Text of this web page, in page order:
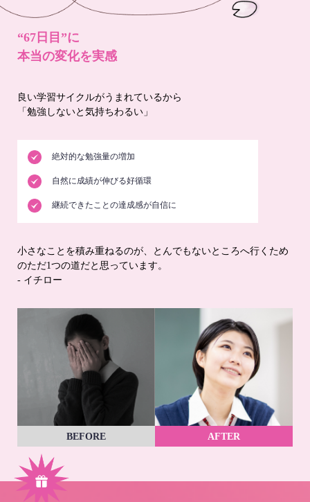
“67日目”に
本当の変化を実感
良い学習サイクルがうまれているから
「勉強しないと気持ちわるい」
絶対的な勉強量の増加
自然に成績が伸びる好循環
継続できたことの達成感が自信に
小さなことを積み重ねるのが、とんでもないところへ行くため
のただ1つの道だと思っています。
- イチロー
BEFORE AFTER